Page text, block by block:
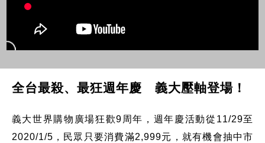
全台最殺、最狂週年慶 義大壓軸登場！
義大世界購物廣場狂歡9周年，週年慶活動從11/29至
2020/1/5，民眾只要消費滿2,999元，就有機會抽中市